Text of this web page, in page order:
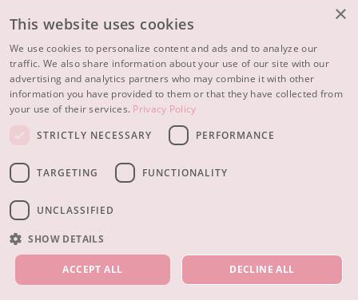
UNSERE PRODUKTE
Haut
ÜBER DIADERMINE
Mehr über uns
Inspiration
×
This website uses cookies
We use cookies to personalize content and ads and to analyze our
traffic. We also share information about your use of our site with our
advertising and analytics partners who may combine it with other
information you have provided to them or that they have collected from
your use of their services. Privacy Policy
STRICTLY NECESSARY
PERFORMANCE
TARGETING FUNCTIONALITY
UNCLASSIFIED
SHOW DETAILS
ACCEPT ALL DECLINE ALL